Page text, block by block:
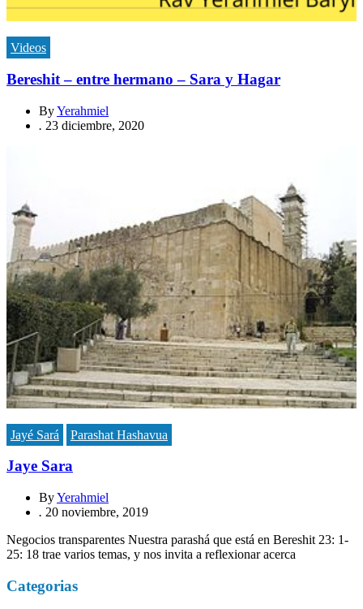
Videos
Bereshit – entre hermano – Sara y Hagar
ByYerahmiel
. 23 diciembre, 2020
Jayé Sará Parashat Hashavua
Jaye Sara
ByYerahmiel
. 20 noviembre, 2019
Negocios transparentes Nuestra parashá que está en Bereshit 23: 1-
25: 18 trae varios temas, y nos invita a reflexionar acerca
Categorias